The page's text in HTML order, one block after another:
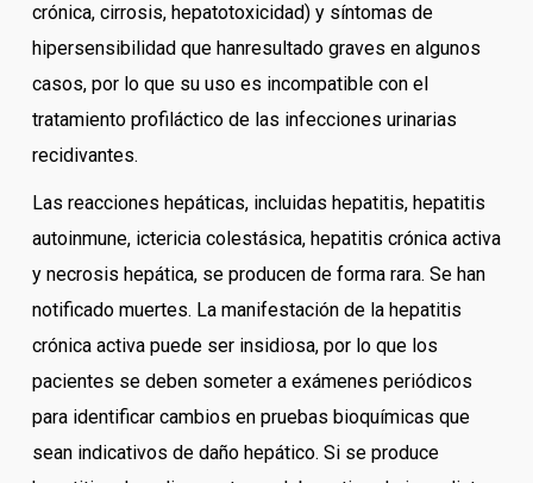
crónica, cirrosis, hepatotoxicidad) y síntomas de
hipersensibilidad que hanresultado graves en algunos
casos, por lo que su uso es incompatible con el
tratamiento profiláctico de las infecciones urinarias
recidivantes.
Las reacciones hepáticas, incluidas hepatitis, hepatitis
autoinmune, ictericia colestásica, hepatitis crónica activa
y necrosis hepática, se producen de forma rara. Se han
notificado muertes. La manifestación de la hepatitis
crónica activa puede ser insidiosa, por lo que los
pacientes se deben someter a exámenes periódicos
para identificar cambios en pruebas bioquímicas que
sean indicativos de daño hepático. Si se produce